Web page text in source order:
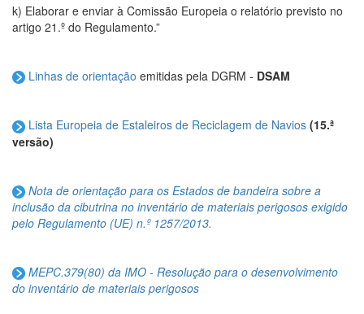
k) Elaborar e enviar à Comissão Europeia o relatório previsto no
artigo 21.º do Regulamento.”
Linhas de orientação emitidas pela DGRM - DSAM
Lista Europeia de Estaleiros de Reciclagem de Navios (15.ª
versão)
Nota de orientação para os Estados de bandeira sobre a
inclusão da cibutrina no inventário de materiais perigosos exigido
pelo Regulamento (UE) n.º 1257/2013.
MEPC.379(80) da IMO - Resolução para o desenvolvimento
do inventário de materiais perigosos